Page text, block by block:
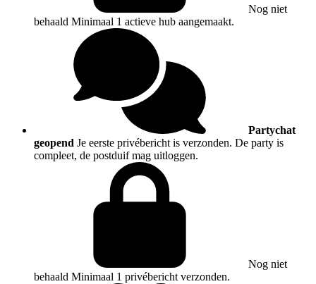
Nog niet
behaald Minimaal 1 actieve hub aangemaakt.
Partychat
geopend Je eerste privébericht is verzonden. De party is
compleet, de postduif mag uitloggen.
Nog niet
behaald Minimaal 1 privébericht verzonden.